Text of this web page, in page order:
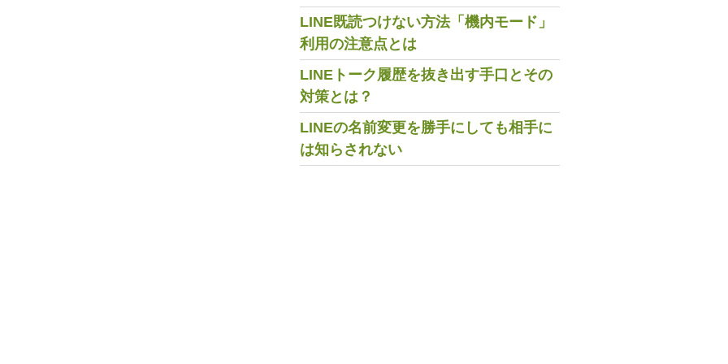
LINE既読つけない方法「機内モード」
利用の注意点とは
LINEトーク履歴を抜き出す手口とその
対策とは？
LINEの名前変更を勝手にしても相手に
は知らされない